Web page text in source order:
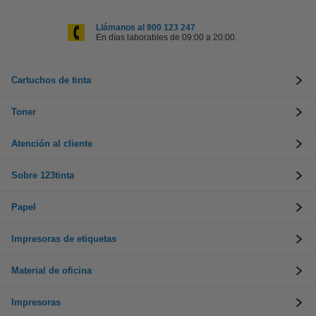
Llámanos al 900 123 247
En días laborables de 09:00 a 20:00.
Cartuchos de tinta
Toner
Atención al cliente
Sobre 123tinta
Papel
Impresoras de etiquetas
Material de oficina
Impresoras